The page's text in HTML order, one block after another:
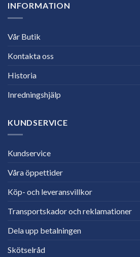
INFORMATION
Vår Butik
Kontakta oss
Historia
Inredningshjälp
KUNDSERVICE
Kundservice
Våra öppettider
Köp- och leveransvillkor
Transportskador och reklamationer
Dela upp betalningen
Skötselråd